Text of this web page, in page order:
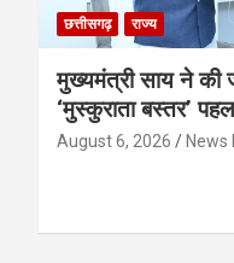
छत्तीसगढ़ राज्य
मुख्यमंत्री साय ने की
‘मुस्कुराता बस्तर’
August 6, 2026 News